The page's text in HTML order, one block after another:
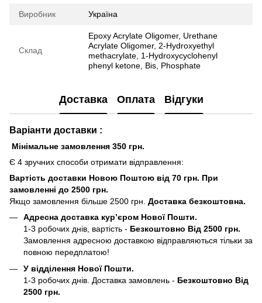
Виробник Україна
Склад
Epoxy Acrylate Oligomer, Urethane
Acrylate Oligomer, 2-Hydroxyethyl
methacrylate, 1-Hydroxycyclohenyl
phenyl ketone, Bis, Phosphate
Доставка Оплата Відгуки
Варіанти доставки :
Мінімальне замовлення 350 грн.
Є 4 зручних способи отримати відправлення:
Вартість доставки Новою Поштою від 70 грн. При
замовленні до 2500 грн.
Якщо замовлення більше 2500 грн. Доставка безкоштовна.
Адресна доставка кур’єром Нової Пошти.
1-3 робочих днів, вартість - Безкоштовно Від 2500 грн.
Замовлення адресною доставкою відправляються тільки за
повною передплатою!
У відділення Нової Пошти.
1-3 робочих днів. Доставка замовлень - Безкоштовно Від
2500 грн.